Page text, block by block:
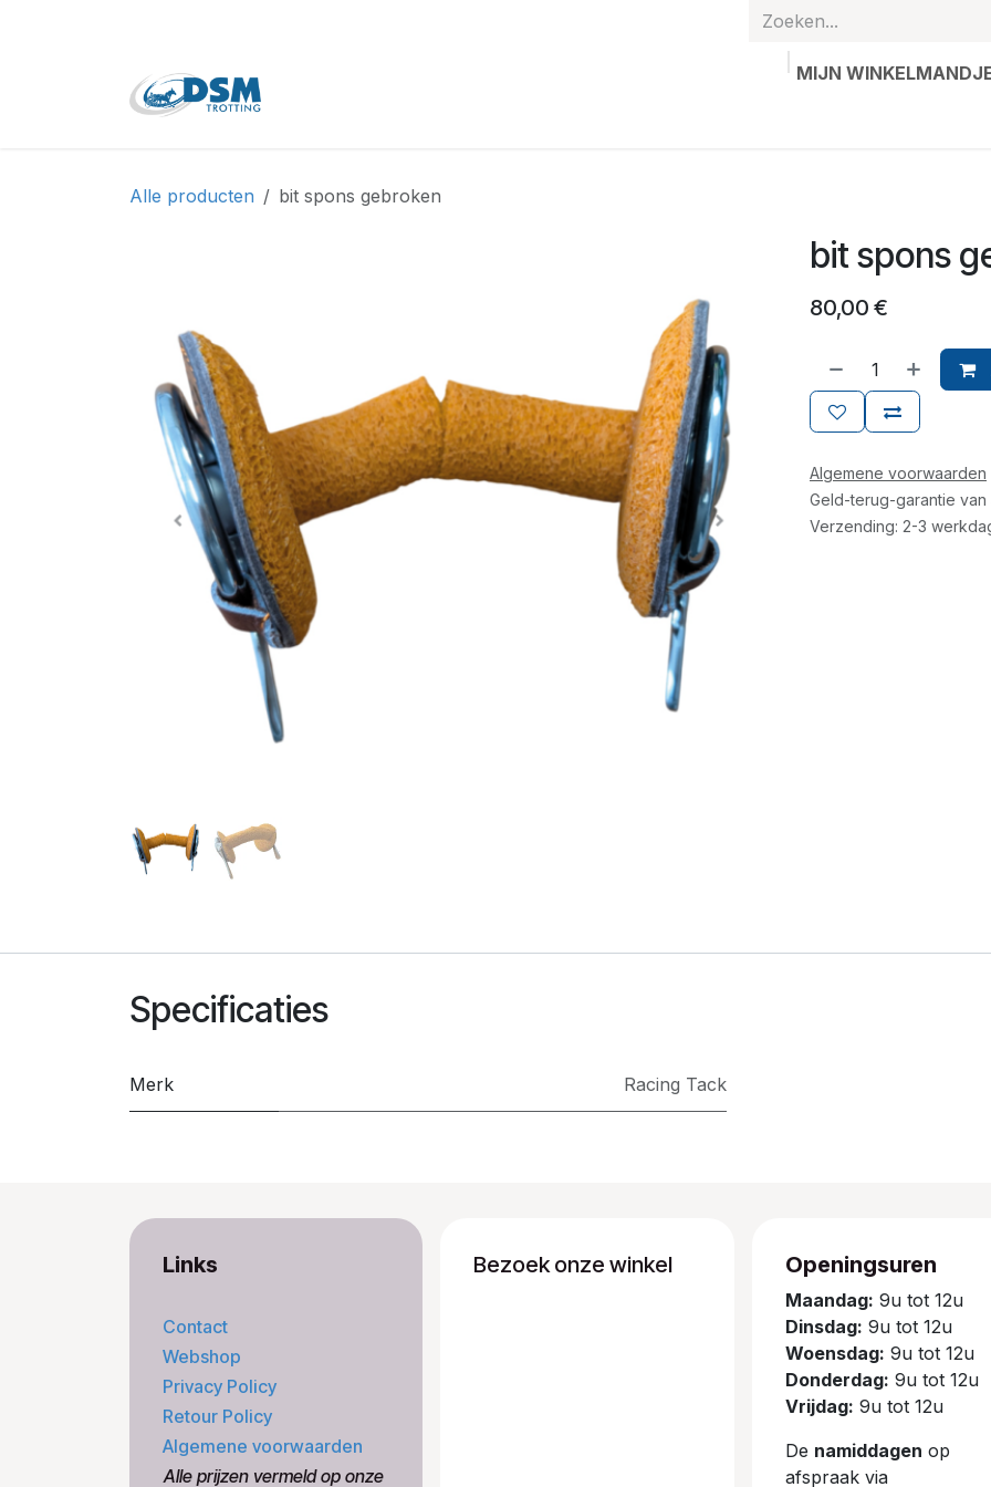
MIJN
Alle producten bit spons gebroken
bit spons
80,00 €
Algemene voorwaarden
Geld-terug-garantie van
Verzending: 2-3
Specificaties
Merk ​Racing Tack
Links
Contact
Webshop
Privacy Policy
Retour Policy
Algemene voorwaarden
​Alle prijzen vermeld op onze
Bezoek onze winkel Openingsuren
Maandag: 9u tot 12u
Dinsdag: 9u tot 12u
Woensdag: 9u tot 12u
Donderdag: 9u tot 12u
Vrijdag: 9u tot 12u
De namiddagen op
afspraak via